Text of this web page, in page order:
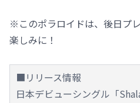
※このポラロイドは、後日プ
楽しみに！
■リリース情報
日本デビューシングル「